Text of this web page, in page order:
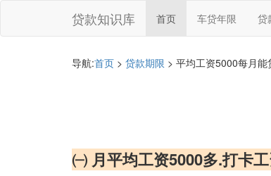
贷款知识库 首页 车贷年限 贷
导航:首页 > 贷款期限 > 平均工资5000每月能
㈠ 月平均工资5000多.打卡